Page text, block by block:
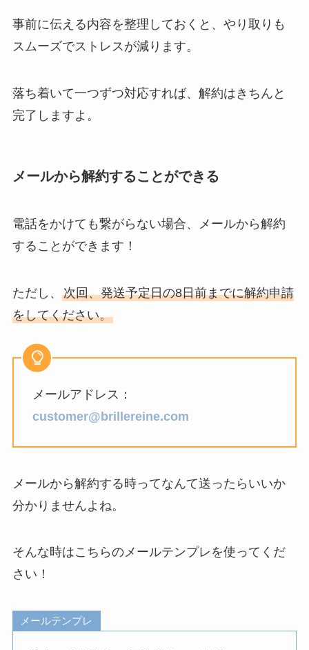
事前に伝える内容を整理しておくと、やり取りも
スムーズでストレスが減ります。
落ち着いて一つずつ対応すれば、解約はきちんと
完了しますよ。
メールから解約することができる
電話をかけても繋がらない場合、メールから解約
することができます！
ただし、 次回、発送予定日の8日前までに解約申請
をしてください。
メールアドレス：
customer@brillereine.com
メールから解約する時ってなんて送ったらいいか
分かりませんよね。
そんな時はこちらのメールテンプレを使ってくだ
さい！
メールテンプレ